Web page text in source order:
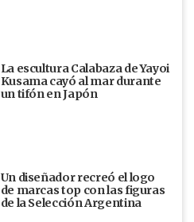
La escultura Calabaza de Yayoi
Kusama cayó al mar durante
un tifón en Japón
Un diseñador recreó el logo
de marcas top con las figuras
de la Selección Argentina